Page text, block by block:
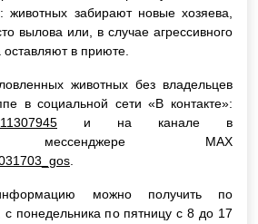
животных забирают новые хозяева,
вылова или, в случае агрессивного
в приюте.
животных без владельцев
в социальной сети «В контакте»:
и на канале в
мессенджере МАХ
можно получить по
понедельника по пятницу с 8 до 17